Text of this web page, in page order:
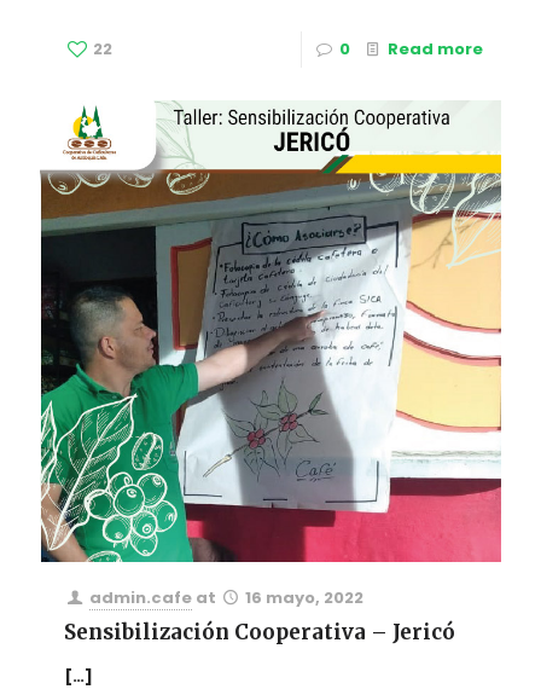
22 0 Read more
admin.cafe at 16 mayo, 2022
Sensibilización Cooperativa – Jericó
[…]